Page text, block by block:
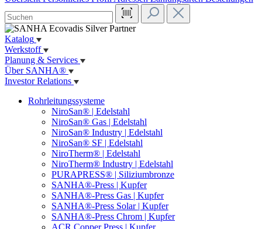
Katalog
Werkstoff
Planung & Services
Über SANHA®
Investor Relations
Rohrleitungssysteme
NiroSan® | Edelstahl
NiroSan® Gas | Edelstahl
NiroSan® Industry | Edelstahl
NiroSan® SF | Edelstahl
NiroTherm® | Edelstahl
NiroTherm® Industry | Edelstahl
PURAPRESS® | Siliziumbronze
SANHA®-Press | Kupfer
SANHA®-Press Gas | Kupfer
SANHA®-Press Solar | Kupfer
SANHA®-Press Chrom | Kupfer